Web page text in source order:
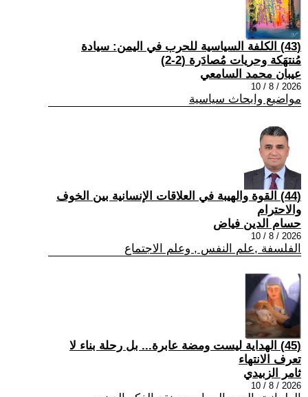
(43) الكلفة السياسية للحرب في اليمن: سيادة
مُنتهَكة وحريات مُصادَرة (2-2)
عيبان محمد السامعي
2026 / 8 / 10
مواضيع وابحاث سياسية
(44) القوة والهيبة في العلاقات الإنسانية بين الخوف
والاحترام
حسام الدين فياض
2026 / 8 / 10
الفلسفة ,علم النفس , وعلم الاجتماع
(45) الهداية ليست ومضة عابرة... بل رحلة بناء لا
تعرف الانتهاء
ثامر الزبيدي
2026 / 8 / 10